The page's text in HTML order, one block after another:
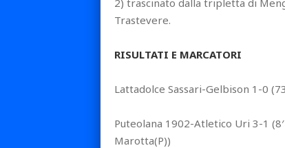
Trastevere.
RISULTATI E MARCATORI
Lattadolce Sassari-Gelbison 1-0
Puteolana 1902-Atletico Uri 3-1 (8′
Marotta(P))